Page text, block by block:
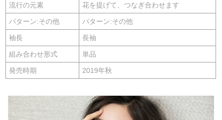
流行の元素 花を提げて、つなぎ合わせます
パターン:その他 パターン:その他
袖長 長袖
組み合わせ形式 単品
発売時期 2019年秋